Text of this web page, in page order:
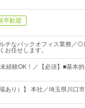
卒歓迎
チなバックオフィス業務／
お任せします。
経験OK！／【必須】■基本
あり）】 本社／埼玉県川口